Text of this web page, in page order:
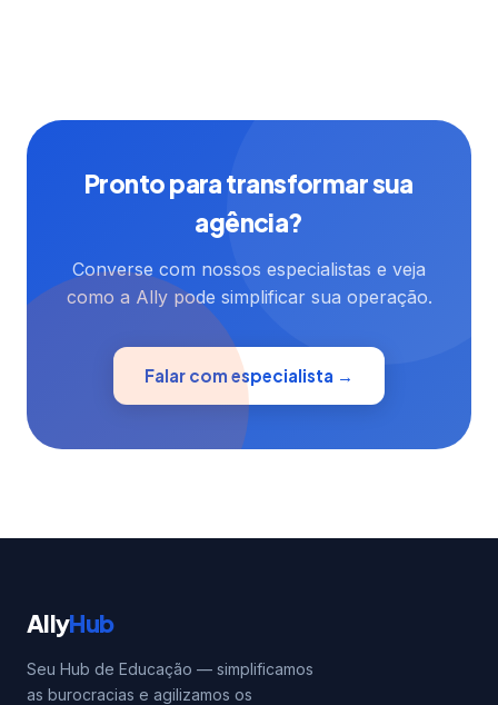
Pronto para transformar sua
agência?
Converse com nossos especialistas e veja
como a Ally pode simplificar sua operação.
Falar com especialista →
AllyHub
Seu Hub de Educação — simplificamos
as burocracias e agilizamos os